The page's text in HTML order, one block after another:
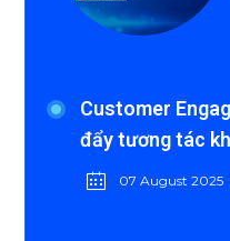
Customer
đẩy tương tác
07 August 2025